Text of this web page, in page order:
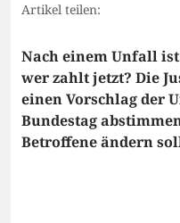
Artikel teilen:
Nach einem Unfall
wer zahlt jetzt? Die
einen Vorschlag der
Bundestag
Betroffene ändern